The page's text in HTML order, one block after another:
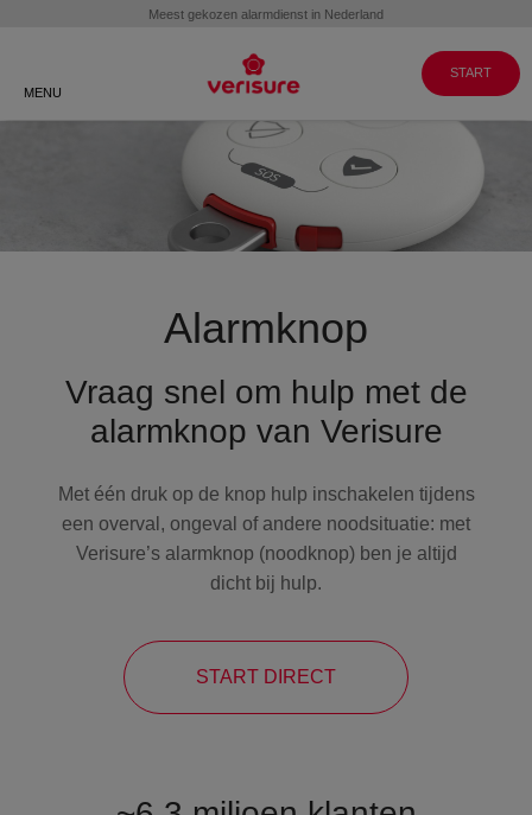
WERKEN BIJ
MENU
START
Alarmknop
Vraag snel om hulp met de
alarmknop van Verisure
Met één druk op de knop hulp inschakelen tijdens
een overval, ongeval of andere noodsituatie: met
Verisure’s alarmknop (noodknop) ben je altijd
dicht bij hulp.
START DIRECT